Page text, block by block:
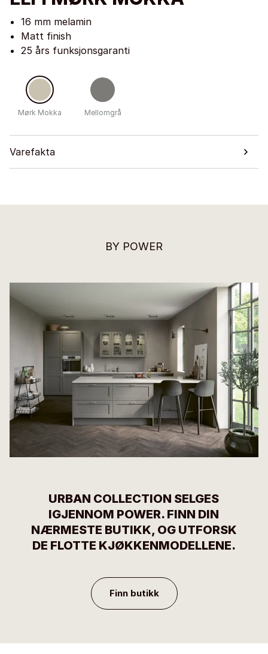
16 mm melamin
Matt finish
25 års funksjonsgaranti
Mørk Mokka Mellomgrå
Varefakta
BY POWER
URBAN COLLECTION SELGES
IGJENNOM POWER. FINN DIN
NÆRMESTE BUTIKK, OG UTFORSK
DE FLOTTE KJØKKENMODELLENE.
Finn butikk